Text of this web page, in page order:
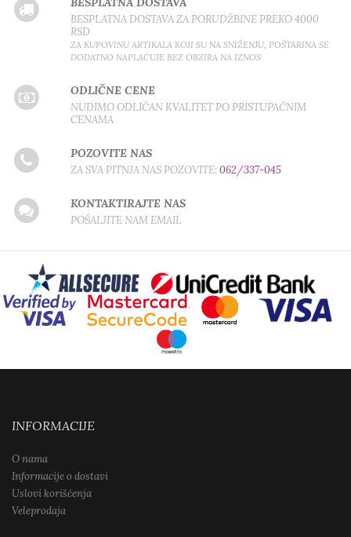
BESPLATNA DOSTAVA ZA PORUDŽBINE PREKO 4000
RSD
ZA KUPOVINU ARTIKALA KOJI SU NA SNIŽENJU, POŠTARINA SE
DODATNO NAPLAĆUJE BEZ OBZIRA NA IZNOS
ODLIČNE CENE
NUDIMO ODLIČAN KVALITET PO PRISTUPAČNIM
CENAMA
POZOVITE NAS
ZA SVA PITNJA NAS POZOVITE:062/337-045
KONTAKTIRAJTE NAS
POŠALJITE NAM EMAIL
INFORMACIJE
O nama
Informacije o dostavi
Uslovi korišćenja
Veleprodaja